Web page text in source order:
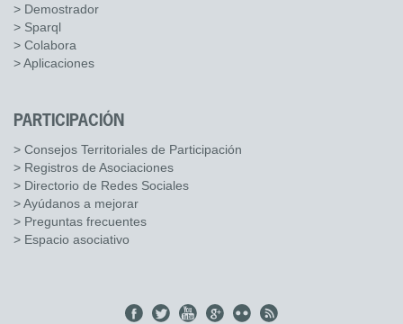
> Demostrador
> Sparql
> Colabora
> Aplicaciones
PARTICIPACIÓN
> Consejos Territoriales de Participación
> Registros de Asociaciones
> Directorio de Redes Sociales
> Ayúdanos a mejorar
> Preguntas frecuentes
> Espacio asociativo